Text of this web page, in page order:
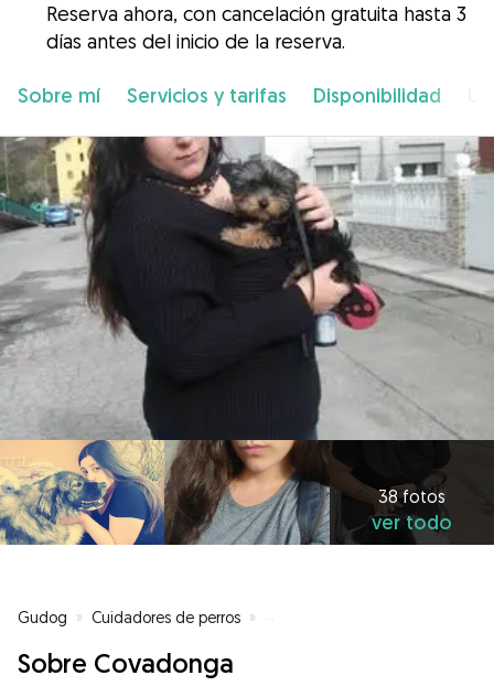
Reserva ahora, con cancelación gratuita hasta 3
días antes del inicio de la reserva.
Sobre mí Servicios y tarifas Disponibilidad
38 fotos
ver todo
Gudog » Cuidadores de perros » Cuidadores de perros en Pola de
Sobre Covadonga